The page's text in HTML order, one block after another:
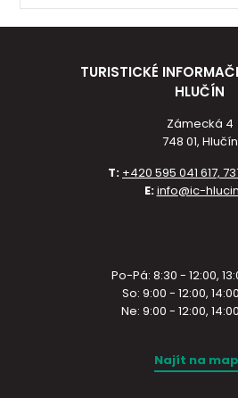
TURISTICKÉ
HLUČÍN
Zámecká 4
748 01, Hlučín
T: +420 595 041 617,
E:info@ic-
Po-Pá: 8:30 - 12:00,
So: 9:00 - 12:00,
Ne: 9:00 - 12:00,
Najít na